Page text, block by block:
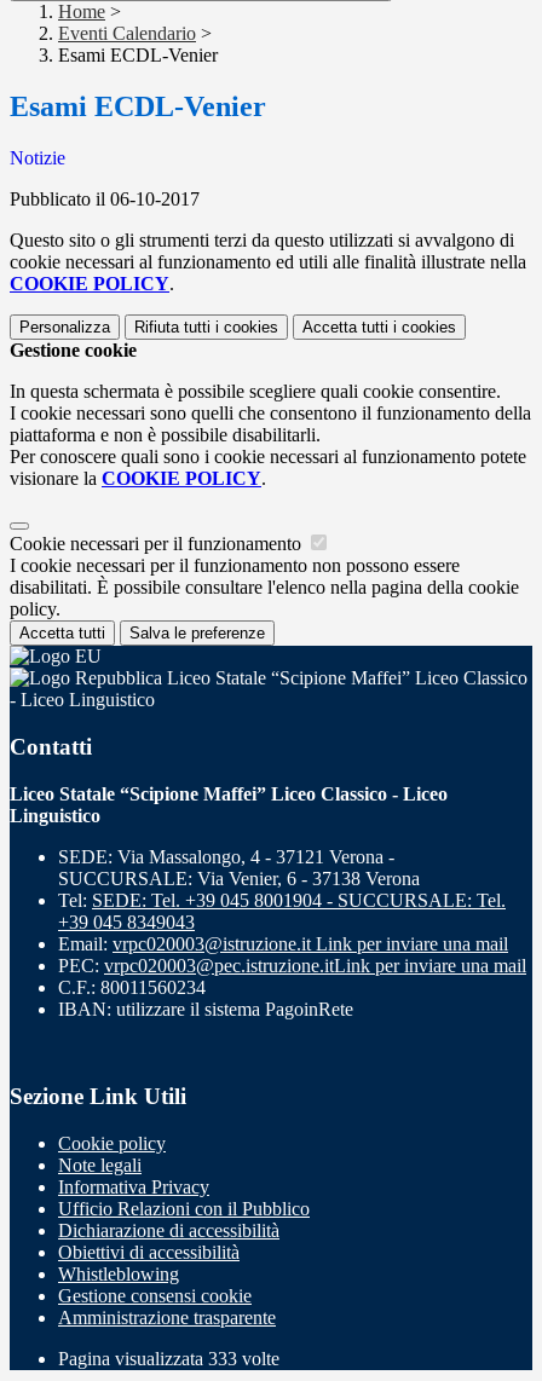
Home >
Eventi Calendario >
Esami ECDL-Venier
Esami ECDL-Venier
Notizie
Pubblicato il 06-10-2017
Questo sito o gli strumenti terzi da questo utilizzati si avvalgono di
cookie necessari al funzionamento ed utili alle finalità illustrate nella
COOKIE POLICY.
Personalizza Rifiuta tutti i cookies Accetta tutti i cookies
Gestione cookie
In questa schermata è possibile scegliere quali cookie consentire.
I cookie necessari sono quelli che consentono il funzionamento della
piattaforma e non è possibile disabilitarli.
Per conoscere quali sono i cookie necessari al funzionamento potete
visionare la COOKIE POLICY.
Cookie necessari per il funzionamento
I cookie necessari per il funzionamento non possono essere
disabilitati. È possibile consultare l'elenco nella pagina della cookie
policy.
Accetta tutti Salva le preferenze
Liceo Statale “Scipione Maffei” Liceo Classico
- Liceo Linguistico
Contatti
Liceo Statale “Scipione Maffei” Liceo Classico - Liceo
Linguistico
SEDE: Via Massalongo, 4 - 37121 Verona -
SUCCURSALE: Via Venier, 6 - 37138 Verona
Tel: SEDE: Tel. +39 045 8001904 - SUCCURSALE: Tel.
+39 045 8349043
Email: vrpc020003@istruzione.it Link per inviare una mail
PEC: vrpc020003@pec.istruzione.itLink per inviare una mail
C.F.: 80011560234
IBAN: utilizzare il sistema PagoinRete
Sezione Link Utili
Cookie policy
Note legali
Informativa Privacy
Ufficio Relazioni con il Pubblico
Dichiarazione di accessibilità
Obiettivi di accessibilità
Whistleblowing
Gestione consensi cookie
Amministrazione trasparente
Pagina visualizzata 333 volte